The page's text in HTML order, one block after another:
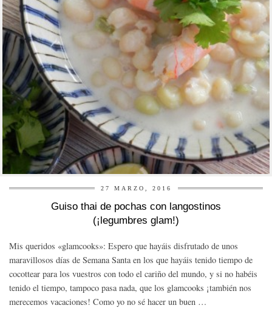
27 MARZO, 2016
Guiso thai de pochas con langostinos
(¡legumbres glam!)
Mis queridos «glamcooks»: Espero que hayáis disfrutado de unos
maravillosos días de Semana Santa en los que hayáis tenido tiempo de
cocottear para los vuestros con todo el cariño del mundo, y si no habéis
tenido el tiempo, tampoco pasa nada, que los glamcooks ¡también nos
merecemos vacaciones! Como yo no sé hacer un buen …